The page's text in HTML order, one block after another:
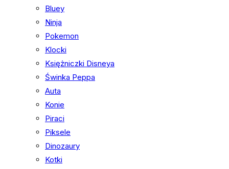
Bluey
Ninja
Pokemon
Klocki
Księżniczki Disneya
Świnka Peppa
Auta
Konie
Piraci
Piksele
Dinozaury
Kotki